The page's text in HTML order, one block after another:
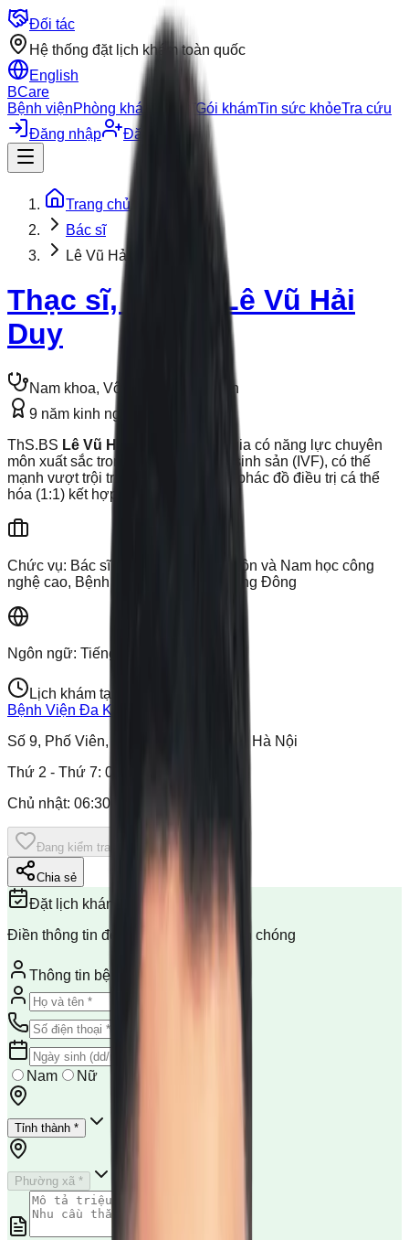
Đối tác
Hệ thống đặt lịch khám toàn quốc
English
BCare
Bệnh việnPhòng khám Gói khámTin sức khỏeTra cứu
Đăng nhập
Đăng ký
Trang chủ
Bác sĩ
Lê Vũ Hải Duy
Thạc sĩ, Bác sĩ
Lê Vũ Hải
Duy
Nam khoa, Vô sinh - Hiếm muộn
9 năm kinh nghiệm
ThS.BS Lê Vũ Hải Duy
là chuyên gia có năng lực chuyên
môn xuất sắc trong lĩnh vực Hỗ trợ sinh sản (IVF), có thế
mạnh vượt trội trong việc xây dựng phác đồ điều trị cá thể
hóa (1:1) kết hợp kỹ thuật hiện đại
Chức vụ: Bác sĩ Trung tâm Hiếm muộn và Nam học công
nghệ cao, Bệnh viện Đa khoa Phương Đông
Ngôn ngữ: Tiếng Việt, English
Lịch khám tại cơ sở
Bệnh Viện Đa Khoa Phương Đông
Số 9, Phố Viên, Phường Đông Ngạc, Hà Nội
Thứ 2 - Thứ 7: 06:30-19:00
Chủ nhật: 06:30-16:30
Đang kiểm tra...
Chia sẻ
Đặt lịch khám
Điền thông tin để đặt lịch khám nhanh chóng
Thông tin bệnh nhân
Nam Nữ
Tỉnh thành *
Phường xã *